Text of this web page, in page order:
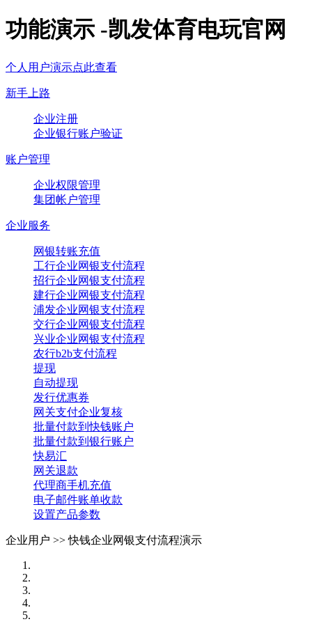
功能演示 -凯发体育电玩官网
个人用户演示点此查看
新手上路
企业注册
企业银行账户验证
账户管理
企业权限管理
集团帐户管理
企业服务
网银转账充值
工行企业网银支付流程
招行企业网银支付流程
建行企业网银支付流程
浦发企业网银支付流程
交行企业网银支付流程
兴业企业网银支付流程
农行b2b支付流程
提现
自动提现
发行优惠券
网关支付企业复核
批量付款到快钱账户
批量付款到银行账户
快易汇
网关退款
代理商手机充值
电子邮件账单收款
设置产品参数
企业用户 >>快钱企业网银支付流程演示